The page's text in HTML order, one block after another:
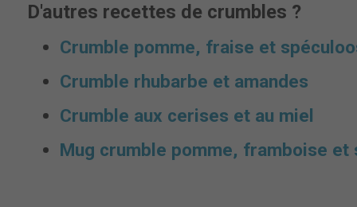
D'autres recettes de crumbles ?
Crumble pomme, fraise et
Crumble rhubarbe et amandes
Crumble aux cerises et au miel
Mug crumble pomme, framboise et